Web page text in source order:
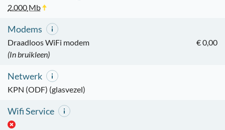
2.000 Mb
Modems
Draadloos WiFi modem
€ 0,00
(In bruikleen)
Netwerk
KPN (ODF) (glasvezel)
Wifi Service